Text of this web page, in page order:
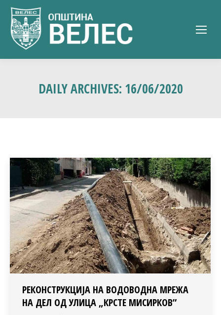
DAILY ARCHIVES: 16/06/2020
РЕКОНСТРУКЦИЈА НА ВОДОВОДНА МРЕЖА
НА ДЕЛ ОД УЛИЦА „КРСТЕ МИСИРКОВ”